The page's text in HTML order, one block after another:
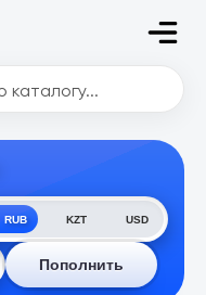
RUB KZT USD
Пополнить